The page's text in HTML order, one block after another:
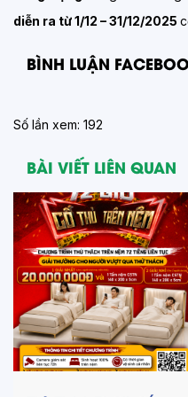
diễn ra từ 1/12 – 31/12/2025
BÌNH LUẬN
Số lần xem: 192
BÀI VIẾT LIÊN QUAN